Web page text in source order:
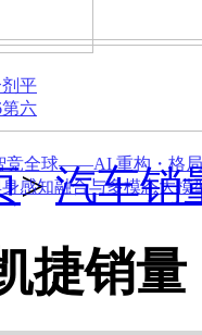
竞全球——AI 重构・格
身感知融合与多模态大模
平
第六
>汽车销
捷销量